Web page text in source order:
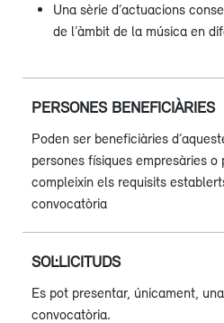
Una sèrie d’actuacions
de l’àmbit de la música en
PERSONES BENEFICIÀRIES
Poden ser beneficiàries
persones físiques empresàries o
compleixin els requisits
convocatòria
SOL·LICITUDS
Es pot presentar, únicament,
convocatòria.